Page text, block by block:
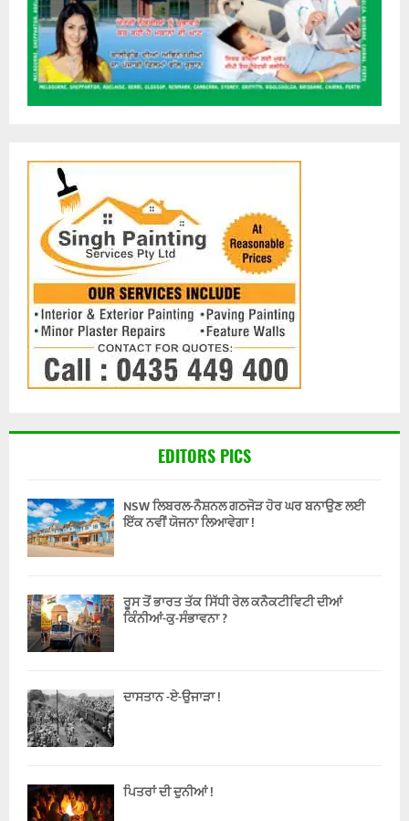
EDITORS PICS
NSW ਲਿਬਰਲ-ਨੈਸ਼ਨਲ ਗਠਜੋੜ ਹੋਰ ਘਰ ਬਨਾਉਣ ਲਈ
ਇੱਕ ਨਵੀਂ ਯੋਜਨਾ ਲਿਆਵੇਗਾ !
ਰੂਸ ਤੋਂ ਭਾਰਤ ਤੱਕ ਸਿੱਧੀ ਰੇਲ ਕਨੈਕਟੀਵਿਟੀ ਦੀਆਂ
ਕਿੰਨੀਆਂ-ਕੁ-ਸੰਭਾਵਨਾ ?
ਦਾਸਤਾਨ -ਏ-ਉਜਾੜਾ !
ਪਿਤਰਾਂ ਦੀ ਦੁਨੀਆਂ !